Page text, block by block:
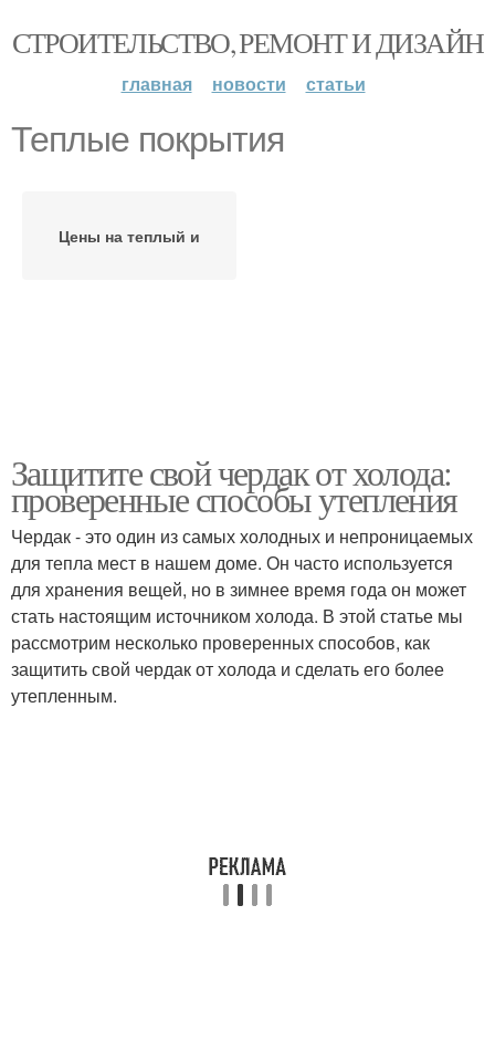
СТРОИТЕЛЬСТВО, РЕМОНТ И ДИЗАЙН
главная новости статьи
Теплые покрытия
Цены на теплый и
Защитите свой чердак от холода:
проверенные способы утепления
Чердак - это один из самых холодных и непроницаемых
для тепла мест в нашем доме. Он часто используется
для хранения вещей, но в зимнее время года он может
стать настоящим источником холода. В этой статье мы
рассмотрим несколько проверенных способов, как
защитить свой чердак от холода и сделать его более
утепленным.